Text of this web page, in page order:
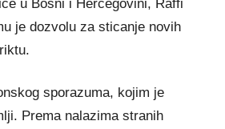
u Bosni i Hercegovini, Raffi
je dozvolu za sticanje novih
sporazuma, kojim je
Prema nalazima stranih